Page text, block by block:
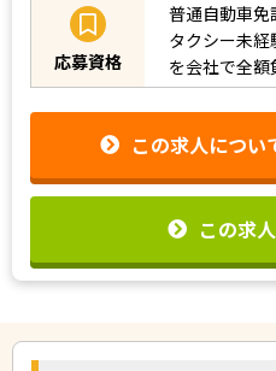
応募資格
普通自動車
タクシー未
を会社で全額
この求人につい
この求